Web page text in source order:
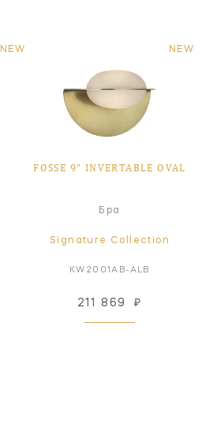
NEW NEW
FOSSE 9" INVERTABLE OVAL
Бра
Signature Collection
KW2001AB-ALB
211 869 ₽